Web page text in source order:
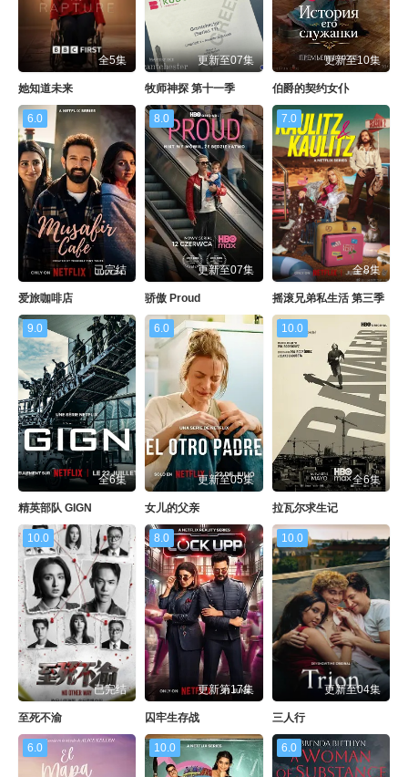
全5集
她知道未来
更新至07集
牧师神探 第十一季
更新至10集
伯爵的契约女仆
6.0
已完结
爱旅咖啡店
8.0
更新至07集
骄傲 Proud
7.0
全8集
摇滚兄弟私生活 第三季
9.0
全6集
精英部队 GIGN
6.0
更新至05集
女儿的父亲
10.0
全6集
拉瓦尔求生记
10.0
已完结
至死不渝
8.0
更新第17集
囚牢生存战
10.0
更新至04集
三人行
6.0 10.0 6.0